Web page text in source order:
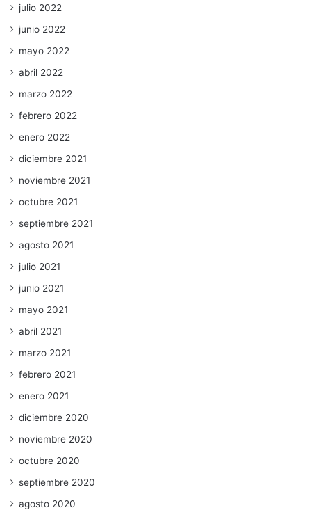
julio 2022
junio 2022
mayo 2022
abril 2022
marzo 2022
febrero 2022
enero 2022
diciembre 2021
noviembre 2021
octubre 2021
septiembre 2021
agosto 2021
julio 2021
junio 2021
mayo 2021
abril 2021
marzo 2021
febrero 2021
enero 2021
diciembre 2020
noviembre 2020
octubre 2020
septiembre 2020
agosto 2020